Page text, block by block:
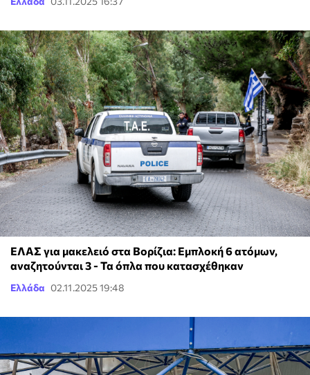
ΕΛΑΣ για μακελειό στα Βορίζια: Εμπλοκή 6 ατόμων,
αναζητούνται 3 - Τα όπλα που κατασχέθηκαν
Ελλάδα 02.11.2025 19:48